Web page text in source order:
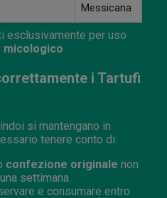
Messicana
esclusivamente per uso
micologico
i Tartufi
si mantengano in
tenere conto di:
confezione originale non
settimana.
e consumare entro